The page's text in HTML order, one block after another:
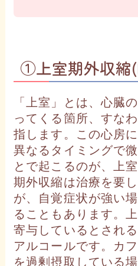
①上室期外収縮
「上室」とは、心臓
ってくる箇所、すな
指します。この心房
異なるタイミングで
とで起こるのが、上
期外収縮は治療を要
が、自覚症状が強い
ることもあります。
寄与しているとされ
アルコールです。カ
を過剰摂取している